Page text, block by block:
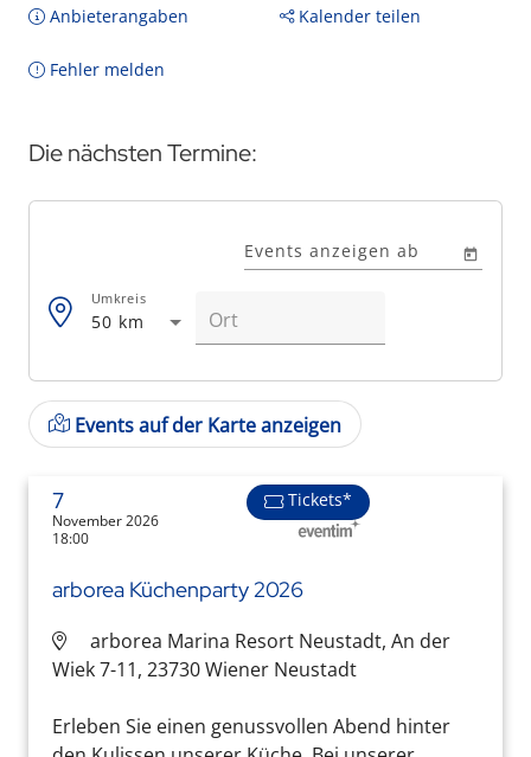
Anbieterangaben Kalender teilen
Fehler melden
Die nächsten Termine:
Events anzeigen ab
50 km
Umkreis
Events auf der Karte anzeigen
7
November 2026
18:00
Tickets*
arborea Küchenparty 2026
arborea Marina Resort Neustadt, An der
Wiek 7-11, 23730 Wiener Neustadt
Erleben Sie einen genussvollen Abend hinter